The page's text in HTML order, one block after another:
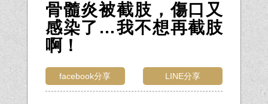
骨髓炎被截肢，傷口又
感染了…我不想再截肢
啊！
facebook分享 LINE分享